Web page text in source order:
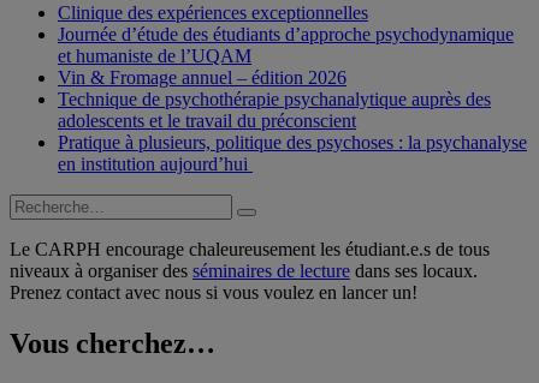
Clinique des expériences exceptionnelles
Journée d’étude des étudiants d’approche psychodynamique
et humaniste de l’UQAM
Vin & Fromage annuel – édition 2026
Technique de psychothérapie psychanalytique auprès des
adolescents et le travail du préconscient
Pratique à plusieurs, politique des psychoses : la psychanalyse
en institution aujourd’hui
Recherche
pour :
Recherche
Le CARPH encourage chaleureusement les étudiant.e.s de tous
niveaux à organiser des séminaires de lecture dans ses locaux.
Prenez contact avec nous si vous voulez en lancer un!
Vous cherchez…